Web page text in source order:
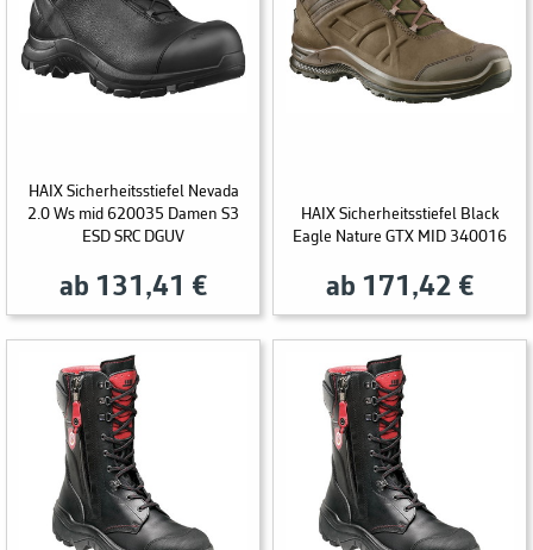
HAIX Sicherheitsstiefel Nevada
2.0 Ws mid 620035 Damen S3
ESD SRC DGUV
ab 131,41 €
HAIX Sicherheitsstiefel Black
Eagle Nature GTX MID 340016
ab 171,42 €